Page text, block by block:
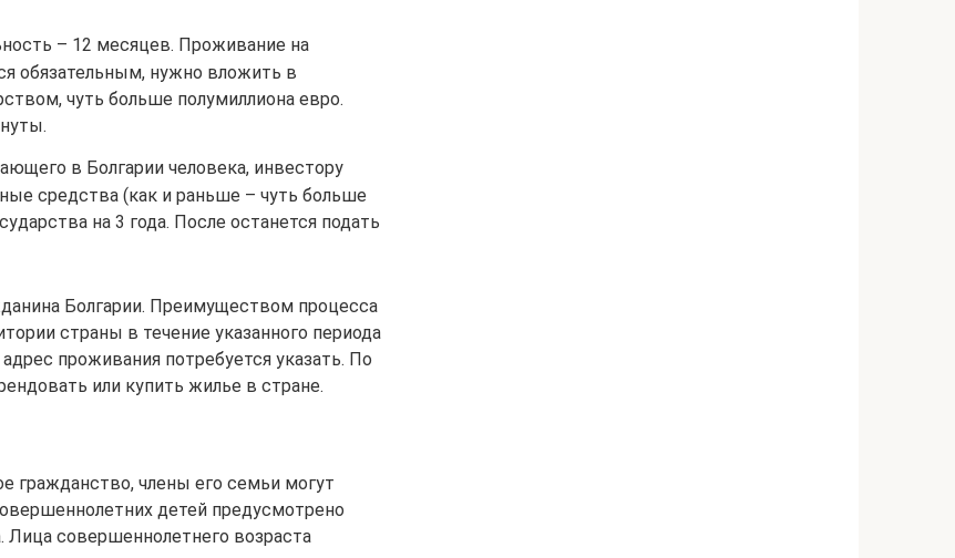
– 12 месяцев. Проживание на
обязательным, нужно вложить в
чуть больше полумиллиона евро.
в Болгарии человека, инвестору
средства (как и раньше – чуть больше
на 3 года. После останется подать
Болгарии. Преимуществом процесса
страны в течение указанного периода
проживания потребуется указать. По
или купить жилье в стране.
гражданство, члены его семьи могут
детей предусмотрено
Лица совершеннолетнего возраста